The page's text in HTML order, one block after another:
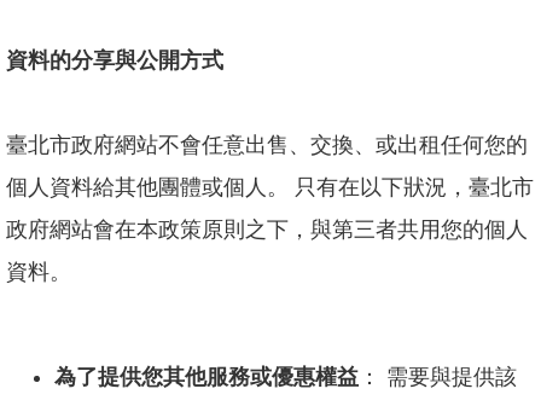
資料的分享與公開方式
臺北市政府網站不會任意出售、交換、或出租任何您的
個人資料給其他團體或個人。 只有在以下狀況，臺北市
政府網站會在本政策原則之下，與第三者共用您的個人
資料。
為了提供您其他服務或優惠權益 ： 需要與提供該